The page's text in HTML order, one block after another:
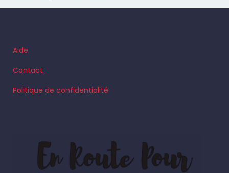
Aide
Contact
Politique de confidentialité